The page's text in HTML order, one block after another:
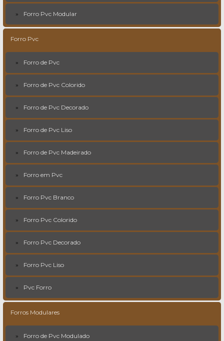
Forro Pvc Modular
Forro Pvc
Forro de Pvc
Forro de Pvc Colorido
Forro de Pvc Decorado
Forro de Pvc Liso
Forro de Pvc Madeirado
Forro em Pvc
Forro Pvc Branco
Forro Pvc Colorido
Forro Pvc Decorado
Forro Pvc Liso
Pvc Forro
Forros Modulares
Forro de Pvc Modulado